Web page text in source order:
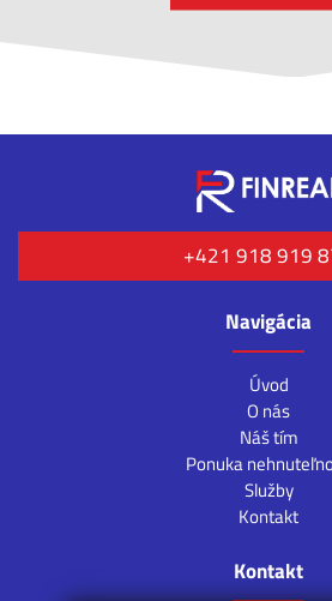
+421 918 919
Navigácia
Úvod
O nás
Náš tím
Ponuka
Služby
Kontakt
Kontakt